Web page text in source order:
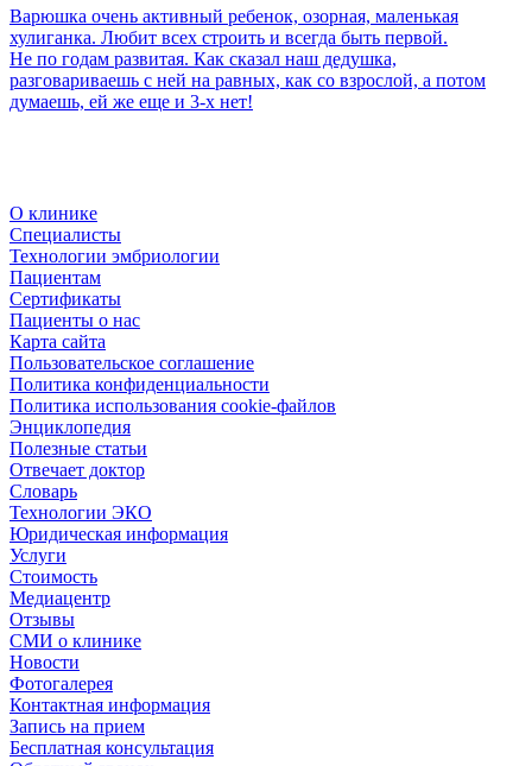
Варюшка очень активный ребенок, озорная, маленькая
хулиганка. Любит всех строить и всегда быть первой.
Не по годам развитая. Как сказал наш дедушка,
разговариваешь с ней на равных, как со взрослой, а потом
думаешь, ей же еще и 3-х нет!
О клинике
Специалисты
Технологии эмбриологии
Пациентам
Сертификаты
Пациенты о нас
Карта сайта
Пользовательское соглашение
Политика конфиденциальности
Политика использования cookie-файлов
Энциклопедия
Полезные статьи
Отвечает доктор
Словарь
Технологии ЭКО
Юридическая информация
Услуги
Стоимость
Медиацентр
Отзывы
СМИ о клинике
Новости
Фотогалерея
Контактная информация
Запись на прием
Бесплатная консультация